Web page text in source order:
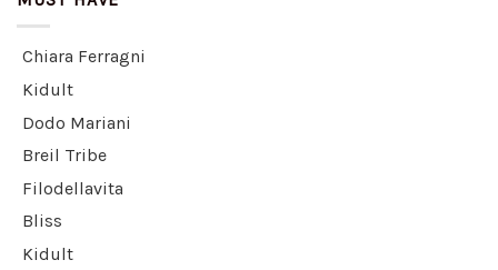
Chiara Ferragni
Kidult
Dodo Mariani
Breil Tribe
Filodellavita
Bliss
Kidult